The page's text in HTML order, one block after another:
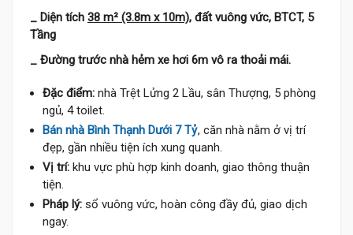
_ Diện tích 38 m² (3.8m x 10m), đất vuông vức, BTCT, 5
Tầng
_ Đường trước nhà hẻm xe hơi 6m vô ra thoải mái.
Đặc điểm: nhà Trệt Lửng 2 Lầu, sân Thượng, 5 phòng
ngủ, 4 toilet.
Bán nhà Bình Thạnh Dưới 7 Tỷ, căn nhà nằm ở vị trí
đẹp, gần nhiều tiện ích xung quanh.
Vị trí: khu vực phù hợp kinh doanh, giao thông thuận
tiện.
Pháp lý: sổ vuông vức, hoàn công đầy đủ, giao dịch
ngay.